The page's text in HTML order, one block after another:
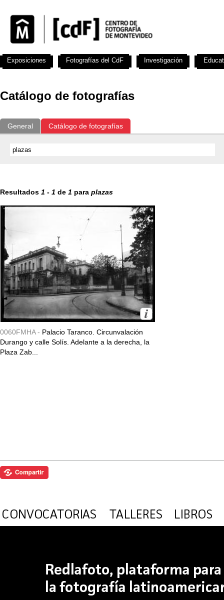
Catálogo de fotografías
General Catálogo de fotografías
Resultados 1 - 1 de 1 para plazas
0060FMHA - Palacio Taranco. Circunvalación
Durango y calle Solís. Adelante a la derecha, la
Plaza Zab...
Exposiciones Fotografías del CdF Investigación